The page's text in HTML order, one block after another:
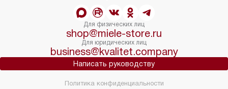
Для физических лиц
shop@miele-store.ru
Для юридических лиц
business@kvalitet.company
Написать руководству
Политика конфиденциальности